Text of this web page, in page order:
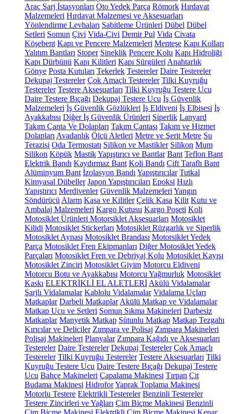
Araç Şarj İstasyonları Oto Yedek Parça Römork Hırdavat
Malzemeleri Hırdavat Malzemesi ve Aksesuarları
Yönlendirme Levhaları Sabitleme Ürünleri Dübel Dübel
Setleri Somun Çivi Vida-Çivi Demir Pul Vida Civata
Köşebent Kapı ve Pencere Malzemeleri Menteşe Kapı Kolları
Yalıtım Bantları Stoper Sineklik Pencere Kolu Kapı Hidroliği
Kapı Dürbünü Kapı Kilitleri Kapı Sürgüleri Anahtarlık
Gönye Posta Kutuları Tekerlek Testereler Daire Testereler
Dekupaj Testereler Çok Amaçlı Testereler Tilki Kuyruğu
Testereler Testere Aksesuarları Tilki Kuyruğu Testere Ucu
Daire Testere Bıçağı Dekupaj Testere Ucu İş Güvenlik
Malzemeleri İş Güvenlik Gözlükleri İş Eldiveni İş Elbisesi İş
Ayakkabısı Diğer İş Güvenlik Ürünleri Siperlik Lanyard
Takım Çanta Ve Dolapları Takım Çantası Takım ve Hizmet
Dolapları Avadanlık Ölçü Aletleri Metre ve Şerit Metre Su
Terazisi Oda Termostatı Silikon ve Mastikler Silikon Mum
Silikon Köpük MastikYapıştırıcı ve Bantlar Bant Teflon Bant
Elektrik Bandı Kaydırmaz Bant Koli Bandı Çift Taraflı Bant
Alüminyum Bant İzolasyon Bandı Yapıştırıcılar Tutkal
Kimyasal Dübeller Japon Yapıştırıcıları Epoksi Hızlı
Yapıştırıcı Merdivenler Güvenlik Malzemeleri Yangın
Söndürücü Alarm Kasa ve Kilitler Çelik Kasa Kilit Kutu ve
Ambalaj Malzemeleri Kargo Kutusu Kargo Poşeti Koli
Motosiklet Ürünleri Motorsiklet Aksesuarları Motosiklet
Kilidi Motosiklet Stickerları Motosiklet Rüzgarlık ve Siperlik
Motosiklet Aynası Motosiklet Brandası Motorsiklet Yedek
Parça Motosiklet Fren Ekipmanları Diğer Motosiklet Yedek
Parçaları Motosiklet Fren ve Debriyaj Kolu Motosiklet Kayışı
Motosiklet Zinciri Motosiklet Giyim Motorcu Eldiveni
Motorcu Botu ve Ayakkabısı Motorcu Yağmurluk Motosiklet
Kaskı ELEKTRİKLİ EL ALETLERİ Akülü Vidalamalar
Şarjlı Vidalamalar Kablolu Vidalamalar Vidalama Uçları
Matkaplar Darbeli Matkaplar Akülü Matkap ve Vidalamalar
Matkap Ucu ve Setleri Somun Sıkma Makineleri Darbesiz
Matkaplar Manyetik Matkap Sütunlu Matkap Matkap Tezgahı
Kırıcılar ve Deliciler Zımpara ve Polisaj Zımpara Makineleri
Polisaj Makineleri Planyalar Zımpara Kağıdı ve Aksesuarları
Testereler Daire Testereler Dekupaj Testereler Çok Amaçlı
Testereler Tilki Kuyruğu Testereler Testere Aksesuarları Tilki
Kuyruğu Testere Ucu Daire Testere Bıçağı Dekupaj Testere
Ucu Bahçe Makineleri Çapalama Makinesi Tırpan Çit
Budama Makinesi HidroforYaprak Toplama Makinesi
Motorlu Testere Elektrikli Testereler Benzinli Testereler
Testere Zincirleri ve Yağları Çim Biçme Makinesi Benzinli
Çim Biçme Makinesi Elektrikli Çim Biçme Makinesi Kenar